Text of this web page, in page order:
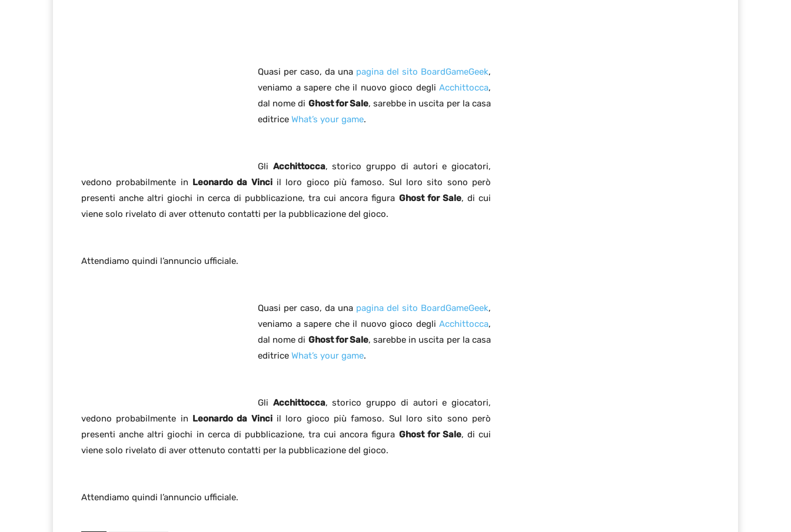
Quasi per caso, da una pagina del sito BoardGameGeek,
veniamo a sapere che il nuovo gioco degli Acchittocca,
dal nome di Ghost for Sale, sarebbe in uscita per la casa
editrice What’s your game.
Gli Acchittocca, storico gruppo di autori e giocatori,
vedono probabilmente in Leonardo da Vinciil loro gioco più famoso. Sul loro sito sono però
presenti anche altri giochi in cerca di pubblicazione, tra cui ancora figura Ghost for Sale, di cui
viene solo rivelato di aver ottenuto contatti per la pubblicazione del gioco.
Attendiamo quindi l’annuncio ufficiale.
Quasi per caso, da una pagina del sito BoardGameGeek,
veniamo a sapere che il nuovo gioco degli Acchittocca,
dal nome di Ghost for Sale, sarebbe in uscita per la casa
editrice What’s your game.
Gli Acchittocca, storico gruppo di autori e giocatori,
vedono probabilmente in Leonardo da Vinciil loro gioco più famoso. Sul loro sito sono però
presenti anche altri giochi in cerca di pubblicazione, tra cui ancora figura Ghost for Sale, di cui
viene solo rivelato di aver ottenuto contatti per la pubblicazione del gioco.
Attendiamo quindi l’annuncio ufficiale.